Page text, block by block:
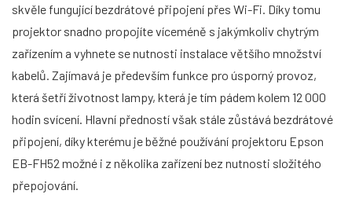
skvěle fungující bezdrátové připojení přes Wi-Fi. Díky tomu
projektor snadno propojíte víceméně s jakýmkoliv chytrým
zařízením a vyhnete se nutnosti instalace většího množství
kabelů. Zajímavá je především funkce pro úsporný provoz,
která šetří životnost lampy, která je tím pádem kolem 12 000
hodin svícení. Hlavní předností však stále zůstává bezdrátové
připojení, díky kterému je běžné používání projektoru Epson
EB-FH52 možné i z několika zařízení bez nutnosti složitého
přepojování.